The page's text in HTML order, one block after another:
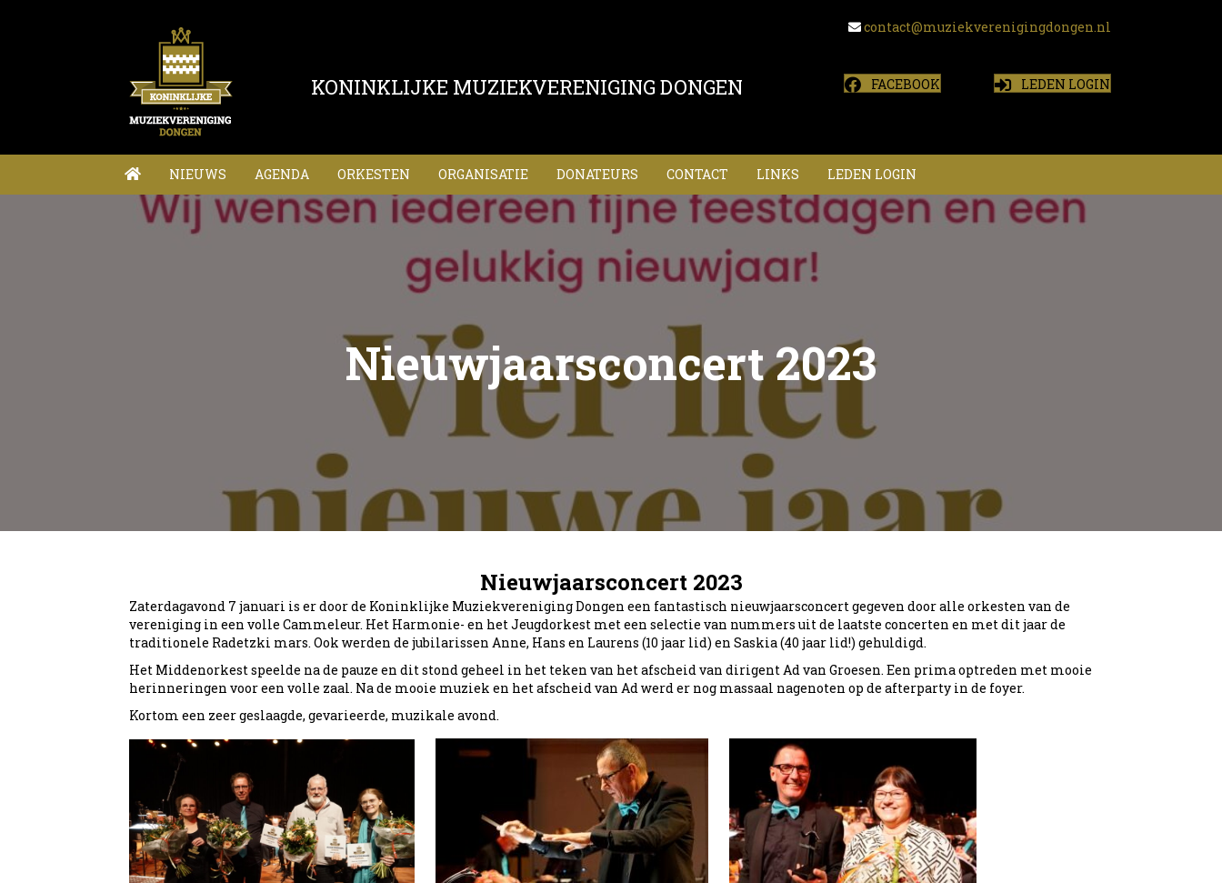
contact@muziekverenigingdongen.nl
KONINKLIJKE MUZIEKVERENIGING DONGEN FACEBOOK LEDEN LOGIN
NIEUWS AGENDA ORKESTEN ORGANISATIE DONATEURS CONTACT LINKS LEDEN LOGIN
Nieuwjaarsconcert 2023
Nieuwjaarsconcert 2023
Zaterdagavond 7 januari is er door de Koninklijke Muziekvereniging Dongen een fantastisch nieuwjaarsconcert gegeven door alle orkesten van de
vereniging in een volle Cammeleur. Het Harmonie- en het Jeugdorkest met een selectie van nummers uit de laatste concerten en met dit jaar de
traditionele Radetzki mars. Ook werden de jubilarissen Anne, Hans en Laurens (10 jaar lid) en Saskia (40 jaar lid!) gehuldigd.
Het Middenorkest speelde na de pauze en dit stond geheel in het teken van het afscheid van dirigent Ad van Groesen. Een prima optreden met mooie
herinneringen voor een volle zaal. Na de mooie muziek en het afscheid van Ad werd er nog massaal nagenoten op de afterparty in de foyer.
Kortom een zeer geslaagde, gevarieerde, muzikale avond.